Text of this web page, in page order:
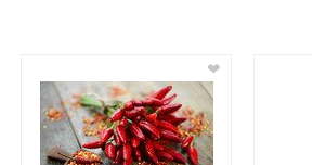
❤